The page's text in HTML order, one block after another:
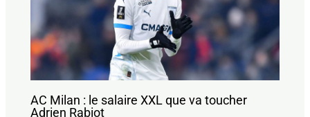
AC Milan : le salaire XXL que va toucher
Adrien Rabiot